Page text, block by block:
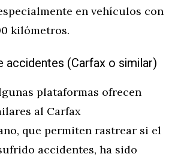
en vehículos con
kilómetros.
accidentes (Carfax o similar)
plataformas ofrecen
al Carfax
que permiten rastrear si el
accidentes, ha sido